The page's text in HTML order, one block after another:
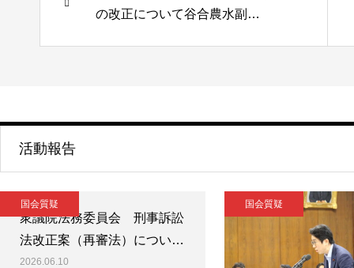
の改正について谷合農水副…
活動報告
国会質疑
衆議院法務委員会 刑事訴訟
法改正案（再審法）につい…
2026.06.10
国会質疑